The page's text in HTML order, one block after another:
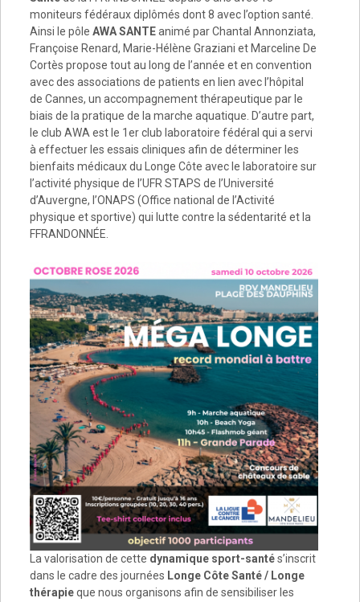
moniteurs fédéraux diplômés dont 8 avec l’option santé.
Ainsi le pôle AWA SANTEanimé par Chantal Annonziata,
Françoise Renard, Marie-Hélène Graziani et Marceline De
Cortès propose tout au long de l’année et en convention
avec des associations de patients en lien avec l’hôpital
de Cannes, un accompagnement thérapeutique par le
biais de la pratique de la marche aquatique. D’autre part,
le club AWA est le 1er club laboratoire fédéral qui a servi
à effectuer les essais cliniques afin de déterminer les
bienfaits médicaux du Longe Côte avec le laboratoire sur
l’activité physique de l’UFR STAPS de l’Université
d’Auvergne, l’ONAPS (Office national de l’Activité
physique et sportive) qui lutte contre la sédentarité et la
FFRANDONNÉE.
La valorisation de cette dynamique sport-santés’inscrit
dans le cadre des journées Longe Côte Santé / Longe
thérapieque nous organisons afin de sensibiliser les